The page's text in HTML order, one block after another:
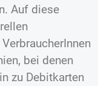
Auf diese
bei denen
zu Debitkarten